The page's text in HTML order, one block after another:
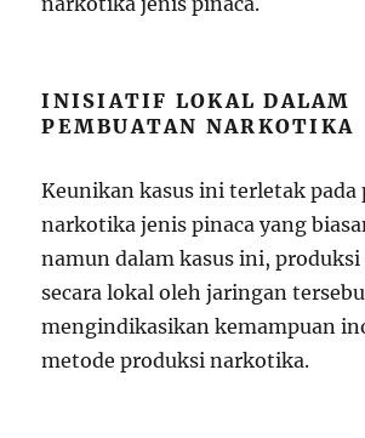
INISIATIF LOKAL DALAM
PEMBUATAN NARKOTIKA
Keunikan kasus ini terletak pada
narkotika jenis pinaca yang
namun dalam kasus ini,
secara lokal oleh jaringan
mengindikasikan kemampuan
metode produksi narkotika.